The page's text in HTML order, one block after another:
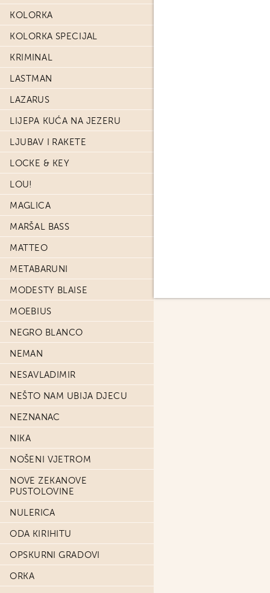
KOLORKA
KOLORKA SPECIJAL
KRIMINAL
LASTMAN
LAZARUS
LIJEPA KUĆA NA JEZERU
LJUBAV I RAKETE
LOCKE & KEY
LOU!
MAGLICA
MARŠAL BASS
MATTEO
METABARUNI
MODESTY BLAISE
MOEBIUS
NEGRO BLANCO
NEMAN
NESAVLADIMIR
NEŠTO NAM UBIJA DJECU
NEZNANAC
NIKA
NOŠENI VJETROM
NOVE ZEKANOVE
PUSTOLOVINE
NULERICA
ODA KIRIHITU
OPSKURNI GRADOVI
ORKA